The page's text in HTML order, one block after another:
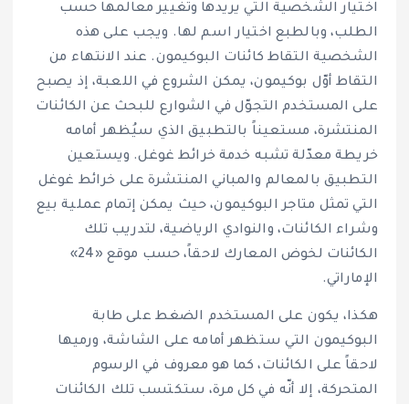
اختيار الشخصية التي يريدها وتغيير معالمها حسب
الطلب، وبالطبع اختيار اسم لها. ويجب على هذه
الشخصية التقاط كائنات البوكيمون. عند الانتهاء من
التقاط أوّل بوكيمون، يمكن الشروع في اللعبة، إذ يصبح
على المستخدم التجوّل في الشوارع للبحث عن الكائنات
المنتشرة، مستعيناً بالتطبيق الذي سيُظهر أمامه
خريطة معدّلة تشبه خدمة خرائط غوغل. ويستعين
التطبيق بالمعالم والمباني المنتشرة على خرائط غوغل
التي تمثل متاجر البوكيمون، حيث يمكن إتمام عملية بيع
وشراء الكائنات، والنوادي الرياضية، لتدريب تلك
الكائنات لخوض المعارك لاحقاً، حسب موقع «24»
الإماراتي.
هكذا، يكون على المستخدم الضغط على طابة
البوكيمون التي ستظهر أمامه على الشاشة، ورميها
لاحقاً على الكائنات، كما هو معروف في الرسوم
المتحركة، إلا أنّه في كل مرة، ستكتسب تلك الكائنات